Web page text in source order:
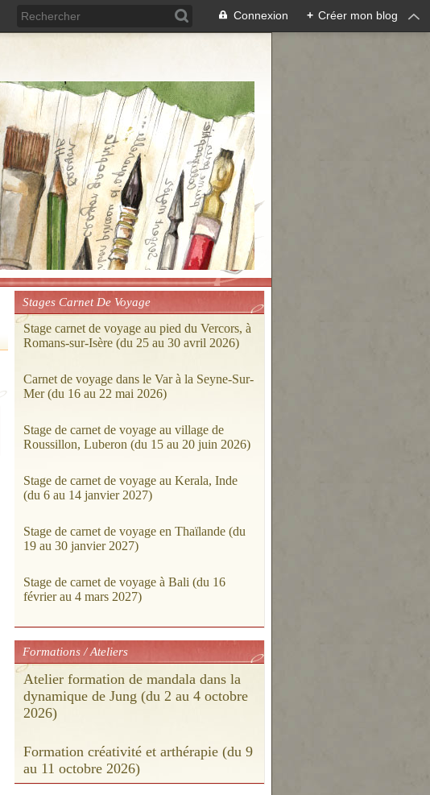
Connexion + Créer mon blog
Stages Carnet De Voyage
Stage carnet de voyage au pied du Vercors, à
Romans-sur-Isère (du 25 au 30 avril 2026)
Carnet de voyage dans le Var à la Seyne-Sur-
Mer (du 16 au 22 mai 2026)
Stage de carnet de voyage au village de
Roussillon, Luberon (du 15 au 20 juin 2026)
Stage de carnet de voyage au Kerala, Inde
(du 6 au 14 janvier 2027)
Stage de carnet de voyage en Thaïlande (du
19 au 30 janvier 2027)
Stage de carnet de voyage à Bali (du 16
février au 4 mars 2027)
Formations / Ateliers
Atelier formation de mandala dans la
dynamique de Jung (du 2 au 4 octobre
2026)
Formation créativité et arthérapie (du 9
au 11 octobre 2026)